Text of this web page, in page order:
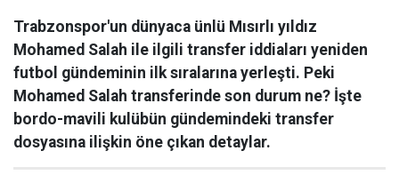
Trabzonspor'un dünyaca ünlü Mısırlı yıldız
Mohamed Salah ile ilgili transfer iddiaları yeniden
futbol gündeminin ilk sıralarına yerleşti. Peki
Mohamed Salah transferinde son durum ne? İşte
bordo-mavili kulübün gündemindeki transfer
dosyasına ilişkin öne çıkan detaylar.